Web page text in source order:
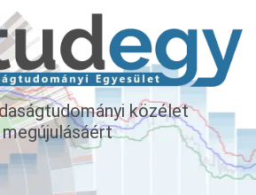
közélet
megújulásáért